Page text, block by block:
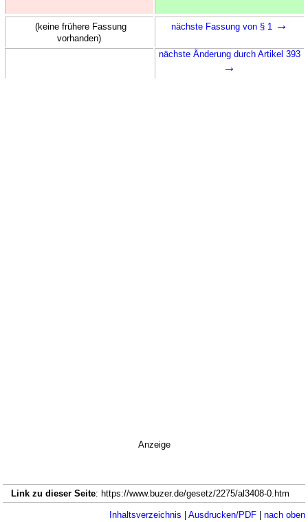
(keine frühere Fassung
vorhanden)
nächste Fassung von § 1 →
nächste Änderung durch Artikel 393
→
Anzeige
Link zu dieser Seite: https://www.buzer.de/gesetz/2275/al3408-0.htm
Inhaltsverzeichnis | Ausdrucken/PDF| nach oben